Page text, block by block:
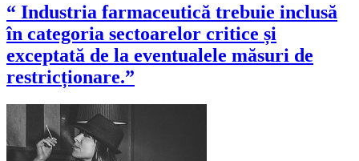
“ Industria farmaceutică trebuie inclusă
în categoria sectoarelor critice și
exceptată de la eventualele măsuri de
restricționare.”